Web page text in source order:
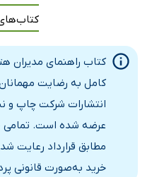
کامل به رضایت
انتشارات شرکت چاپ و
عرضه شده است. تمامی
مطابق قرارداد رعایت
خرید به‌صورت قانونی